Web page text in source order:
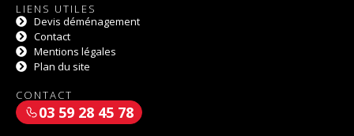
LIENS UTILES
Devis déménagement
Contact
Mentions légales
Plan du site
CONTACT
03 59 28 45 78